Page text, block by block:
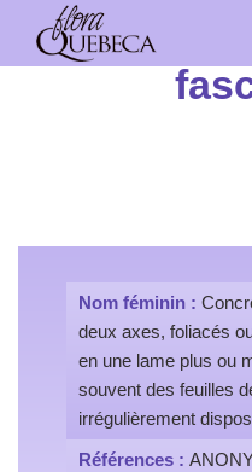
Aller
Nom féminin :
deux axes, foliacés
en une lame plus ou
souvent des feuilles
irrégulièrement
Références :